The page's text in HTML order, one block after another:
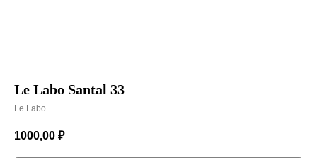
Le Labo Santal 33
Le Labo
1000,00 ₽